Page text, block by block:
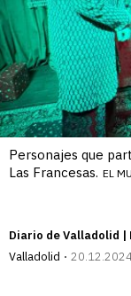
Personajes que
Las Francesas. EL
Diario de Valladolid |
Valladolid